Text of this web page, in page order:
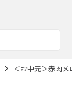
＜お中元＞赤肉